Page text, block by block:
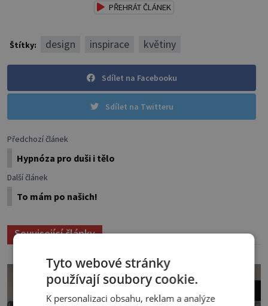
PŘEHRÁT ČLÁNEK
Štítky: design inspirace květiny
Sdílet na Facebooku
Sdílet na Twitteru
Předchozí článek
Hypnóza pro duši i tělo
Další článek
To mám po našich!
Související články
Tyto webové stránky
používají soubory cookie.
K personalizaci obsahu, reklam a analýze